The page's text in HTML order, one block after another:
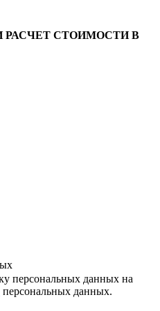
РАСЧЕТ СТОИМОСТИ В
персональных данных на
персональных данных.